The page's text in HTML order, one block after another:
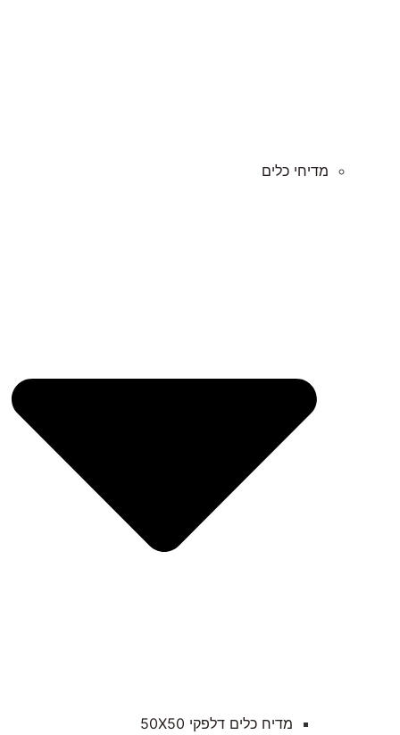
מדיחי כלים
מדיח כלים דלפקי 50X50